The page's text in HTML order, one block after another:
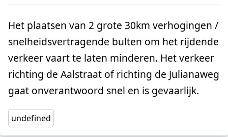
Het plaatsen van 2 grote 30km verhogingen /
snelheidsvertragende bulten om het rijdende
verkeer vaart te laten minderen. Het verkeer
richting de Aalstraat of richting de Julianaweg
gaat onverantwoord snel en is gevaarlijk.
undefined